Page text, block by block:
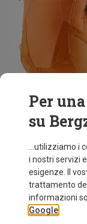
Risparmi 40%
Per
su
...utilizziamo i
i nostri servizi
esigenze. Il
trattamento
informazioni
Google